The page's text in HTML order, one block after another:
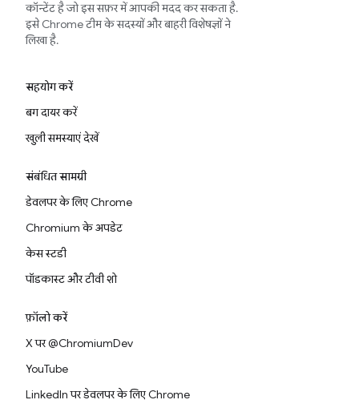
कॉन्टेंट है जो इस सफ़र में आपकी मदद कर सकता है.
इसे Chrome टीम के सदस्यों और बाहरी विशेषज्ञों ने
लिखा है.
सहयोग करें
बग दायर करें
खुली समस्याएं देखें
संबंधित सामग्री
डेवलपर के लिए Chrome
Chromium के अपडेट
केस स्टडी
पॉडकास्ट और टीवी शो
फ़ॉलो करें
X पर @ChromiumDev
YouTube
LinkedIn पर डेवलपर के लिए Chrome